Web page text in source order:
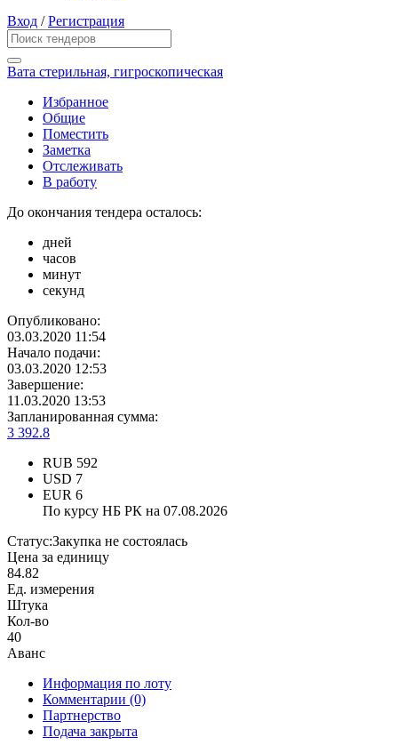
Вход /Регистрация
Вата стерильная, гигроскопическая
Избранное
Общие
Поместить
Заметка
Отслеживать
В работу
До окончания тендера осталось:
дней
часов
минут
секунд
Опубликовано:
03.03.2020 11:54
Начало подачи:
03.03.2020 12:53
Завершение:
11.03.2020 13:53
Запланированная сумма:
3 392.8
RUB 592
USD 7
EUR 6
По курсу НБ РК на 07.08.2026
Статус:Закупка не состоялась
Цена за единицу
84.82
Ед. измерения
Штука
Кол-во
40
Аванс
Информация по лоту
Комментарии (0)
Партнерство
Подача закрыта